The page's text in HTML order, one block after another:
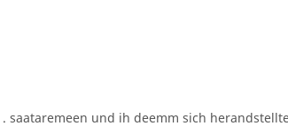
saataremeen und ih deemm sich